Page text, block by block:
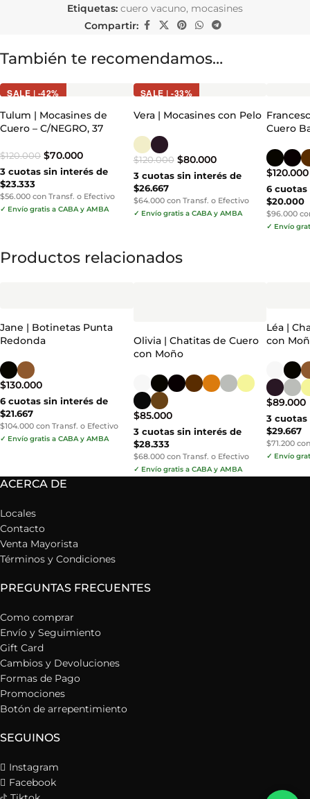
Etiquetas: cuero vacuno, mocasines
Compartir:
También te recomendamos…
SALE | -42%
Tulum | Mocasines de
Cuero – C/NEGRO, 37
$120.000 $70.000
3 cuotas sin interés de
$23.333
$56.000 con Transf. o Efectivo
✓ Envío gratis a CABA y AMBA
SALE | -33%
Vera | Mocasines con Pelo
$120.000 $80.000
3 cuotas sin interés de
$26.667
$64.000 con Transf. o Efectivo
✓ Envío gratis a CABA y AMBA
Cuero
$120.000
6 cuotas
$20.000
$96.000
✓ Envío
Productos relacionados
Jane | Botinetas Punta
Redonda
$130.000
6 cuotas sin interés de
$21.667
$104.000 con Transf. o Efectivo
✓ Envío gratis a CABA y AMBA
Olivia | Chatitas de Cuero
con Moño
$85.000
3 cuotas sin interés de
$28.333
$68.000 con Transf. o Efectivo
✓ Envío gratis a CABA y AMBA
Léa |
con
$89.000
3 cuotas
$29.667
$71.200
✓ Envío
ACERCA DE
Locales
Contacto
Venta Mayorista
Términos y Condiciones
PREGUNTAS FRECUENTES
Como comprar
Envío y Seguimiento
Gift Card
Cambios y Devoluciones
Formas de Pago
Promociones
Botón de arrepentimiento
SEGUINOS
Instagram
Facebook